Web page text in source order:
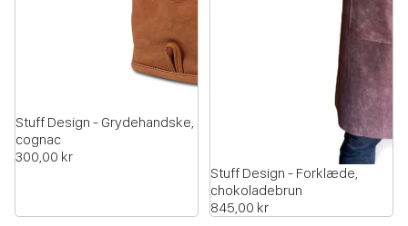
UDSOLGT
Stuff Design - Grydehandske,
cognac
300,00 kr
Stuff Design - Forklæde,
chokoladebrun
845,00 kr